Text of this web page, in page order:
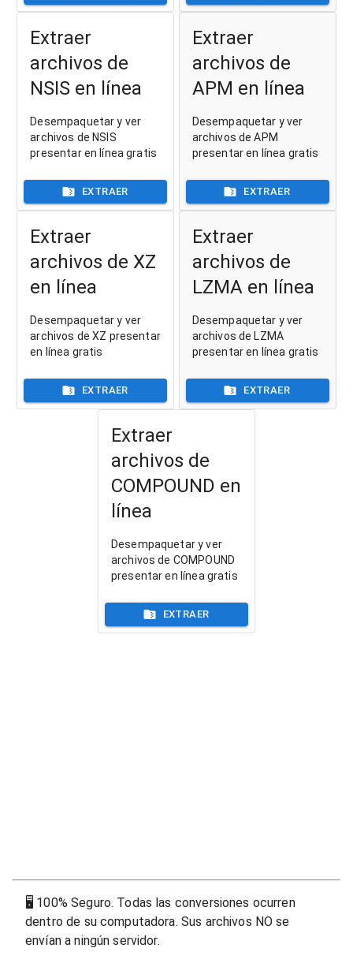
Extraer
archivos de
NSIS en línea
Desempaquetar y ver
archivos de NSIS
presentar en línea gratis
EXTRAER
Extraer
archivos de
APM en línea
Desempaquetar y ver
archivos de APM
presentar en línea gratis
EXTRAER
Extraer
archivos de XZ
en línea
Desempaquetar y ver
archivos de XZ presentar
en línea gratis
EXTRAER
Extraer
archivos de
LZMA en línea
Desempaquetar y ver
archivos de LZMA
presentar en línea gratis
EXTRAER
Extraer
archivos de
COMPOUND en
línea
Desempaquetar y ver
archivos de COMPOUND
presentar en línea gratis
EXTRAER
🖥 100% Seguro. Todas las conversiones ocurren
dentro de su computadora. Sus archivos NO se
envían a ningún servidor.